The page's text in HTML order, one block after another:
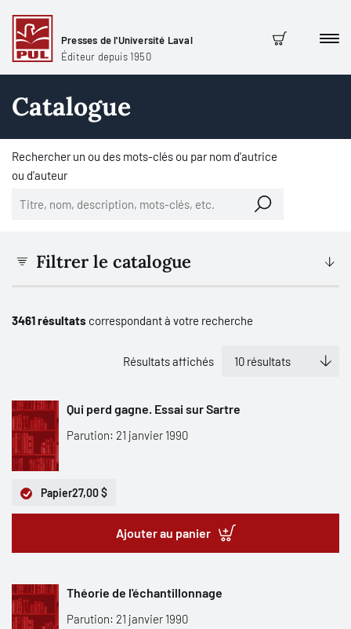
Presses de l'Université Laval
Éditeur depuis 1950
Panier
Catalogue
Rechercher un ou des mots-clés ou par nom d'autrice
ou d'auteur
Filtrer le catalogue
3461 résultats correspondant à votre recherche
Résultats affichés
Qui perd gagne. Essai sur Sartre
Parution: 21 janvier 1990
Papier27,00 $
Ajouter au panier
Théorie de l'échantillonnage
Parution: 21 janvier 1990